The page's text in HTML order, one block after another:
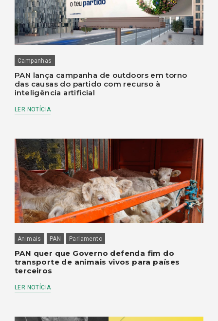
Campanhas
PAN lança campanha de outdoors em torno
das causas do partido com recurso à
inteligência artificial
LER NOTÍCIA
Animais PAN Parlamento
PAN quer que Governo defenda fim do
transporte de animais vivos para países
terceiros
LER NOTÍCIA